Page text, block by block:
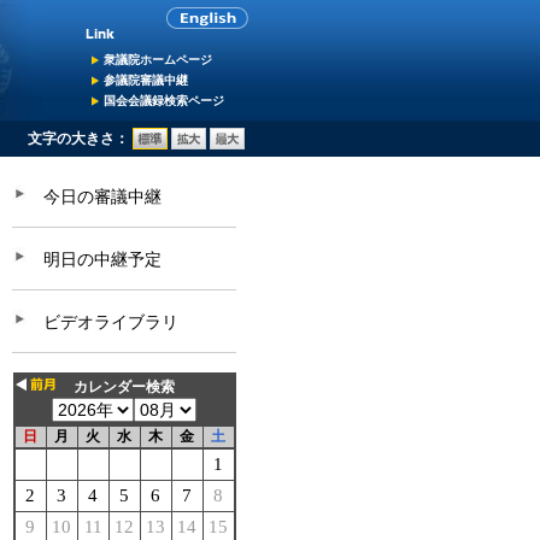
衆議院ホームページ
参議院審議中継
国会会議録検索ページ
文字の大きさ：
今日の審議中継
明日の中継予定
ビデオライブラリ
カレンダー検索
日 月 火 水 木 金 土
1
2
3 4 5 6 7
8
9
10 11 12 13 14
15